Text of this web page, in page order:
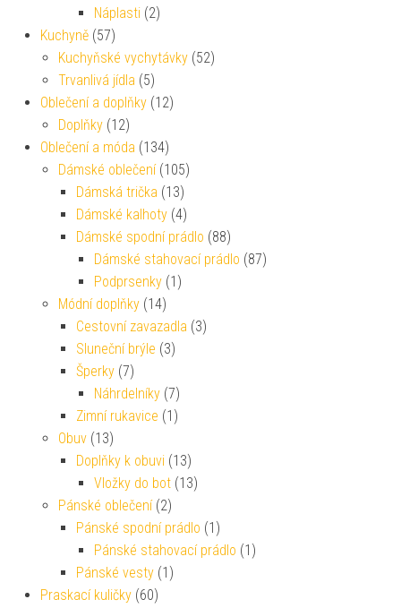
Náplasti (2)
Kuchyně (57)
Kuchyňské vychytávky (52)
Trvanlivá jídla (5)
Oblečení a doplňky (12)
Doplňky (12)
Oblečení a móda (134)
Dámské oblečení (105)
Dámská trička (13)
Dámské kalhoty (4)
Dámské spodní prádlo (88)
Dámské stahovací prádlo (87)
Podprsenky (1)
Módní doplňky (14)
Cestovní zavazadla (3)
Sluneční brýle (3)
Šperky (7)
Náhrdelníky (7)
Zimní rukavice (1)
Obuv (13)
Doplňky k obuvi (13)
Vložky do bot (13)
Pánské oblečení (2)
Pánské spodní prádlo (1)
Pánské stahovací prádlo (1)
Pánské vesty (1)
Praskací kuličky (60)